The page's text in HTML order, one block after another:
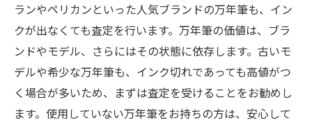
ランやペリカンといった人気ブランドの万年筆も、イン
クが出なくても査定を行います。万年筆の価値は、ブラ
ンドやモデル、さらにはその状態に依存します。古いモ
デルや希少な万年筆も、インク切れであっても高値がつ
く場合が多いため、まずは査定を受けることをお勧めし
ます。使用していない万年筆をお持ちの方は、安心して